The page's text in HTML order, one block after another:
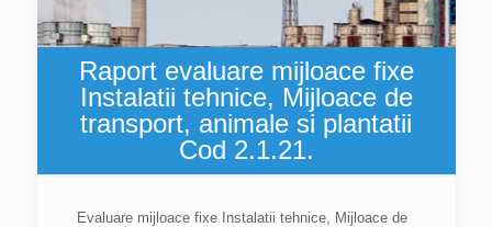
Raport evaluare mijloace fixe
Instalatii tehnice, Mijloace de
transport, animale si plantatii
Cod 2.1.21.
Evaluare mijloace fixe Instalatii tehnice, Mijloace de